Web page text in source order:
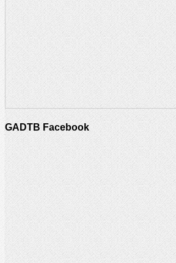
GADTB Facebook